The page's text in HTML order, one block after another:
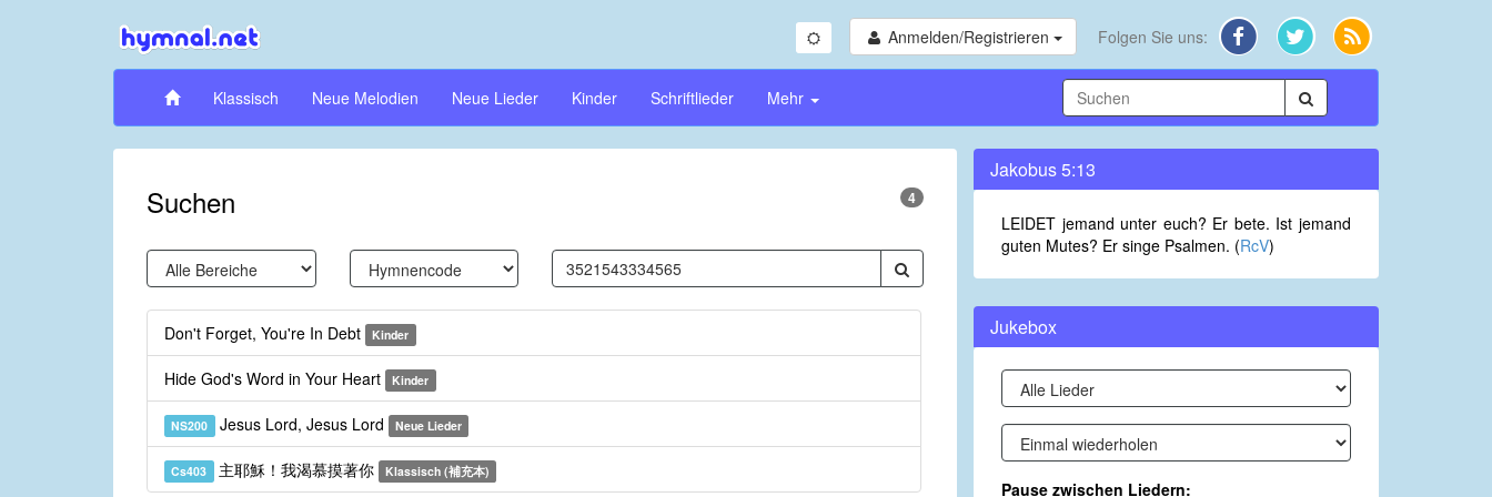
Anmelden/Registrieren Folgen Sie uns:
Klassisch Neue Melodien Neue Lieder Kinder Schriftlieder Mehr
Suchen 4
Don't Forget, You're In Debt Kinder
Hide God's Word in Your Heart Kinder
NS200 Jesus Lord, Jesus Lord Neue Lieder
Cs403 主耶穌！我渴慕摸著你 Klassisch (補充本)
Jakobus 5:13
LEIDET jemand unter euch? Er bete. Ist jemand
guten Mutes? Er singe Psalmen. (RcV)
Jukebox
Pause zwischen Liedern: